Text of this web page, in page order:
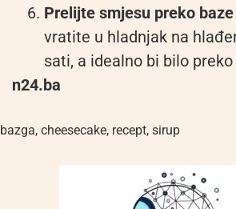
Prelijte smjesu preko
vratite u hladnjak na
sati, a idealno bi bilo preko
n24.ba
bazga, cheesecake, recept, sirup